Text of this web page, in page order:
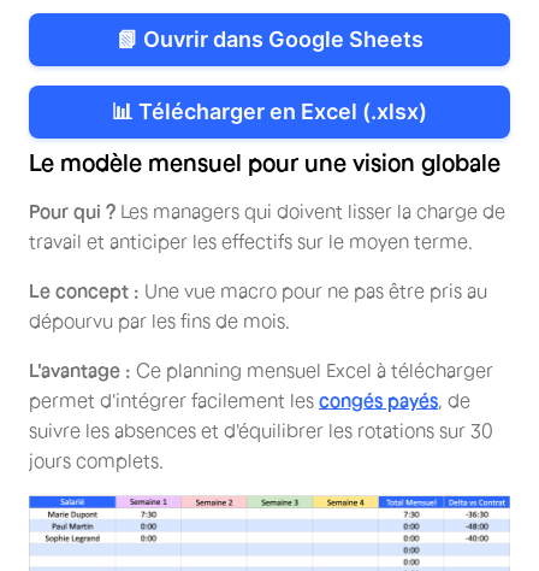
📗 Ouvrir dans Google Sheets
📊 Télécharger en Excel (.xlsx)
Le modèle mensuel pour une vision globale
Pour qui ? Les managers qui doivent lisser la charge de
travail et anticiper les effectifs sur le moyen terme.
Le concept : Une vue macro pour ne pas être pris au
dépourvu par les fins de mois.
L'avantage : Ce planning mensuel Excel à télécharger
permet d'intégrer facilement les congés payés , de
suivre les absences et d'équilibrer les rotations sur 30
jours complets.